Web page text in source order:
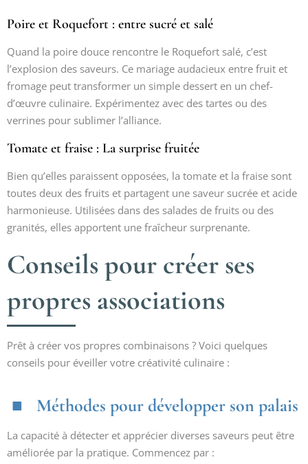
Poire et Roquefort : entre sucré et salé
Quand la poire douce rencontre le Roquefort salé, c’est
l’explosion des saveurs. Ce mariage audacieux entre fruit et
fromage peut transformer un simple dessert en un chef-
d’œuvre culinaire. Expérimentez avec des tartes ou des
verrines pour sublimer l’alliance.
Tomate et fraise : La surprise fruitée
Bien qu’elles paraissent opposées, la tomate et la fraise sont
toutes deux des fruits et partagent une saveur sucrée et acide
harmonieuse. Utilisées dans des salades de fruits ou des
granités, elles apportent une fraîcheur surprenante.
Conseils pour créer ses
propres associations
Prêt à créer vos propres combinaisons ? Voici quelques
conseils pour éveiller votre créativité culinaire :
Méthodes pour développer son palais
La capacité à détecter et apprécier diverses saveurs peut être
améliorée par la pratique. Commencez par :